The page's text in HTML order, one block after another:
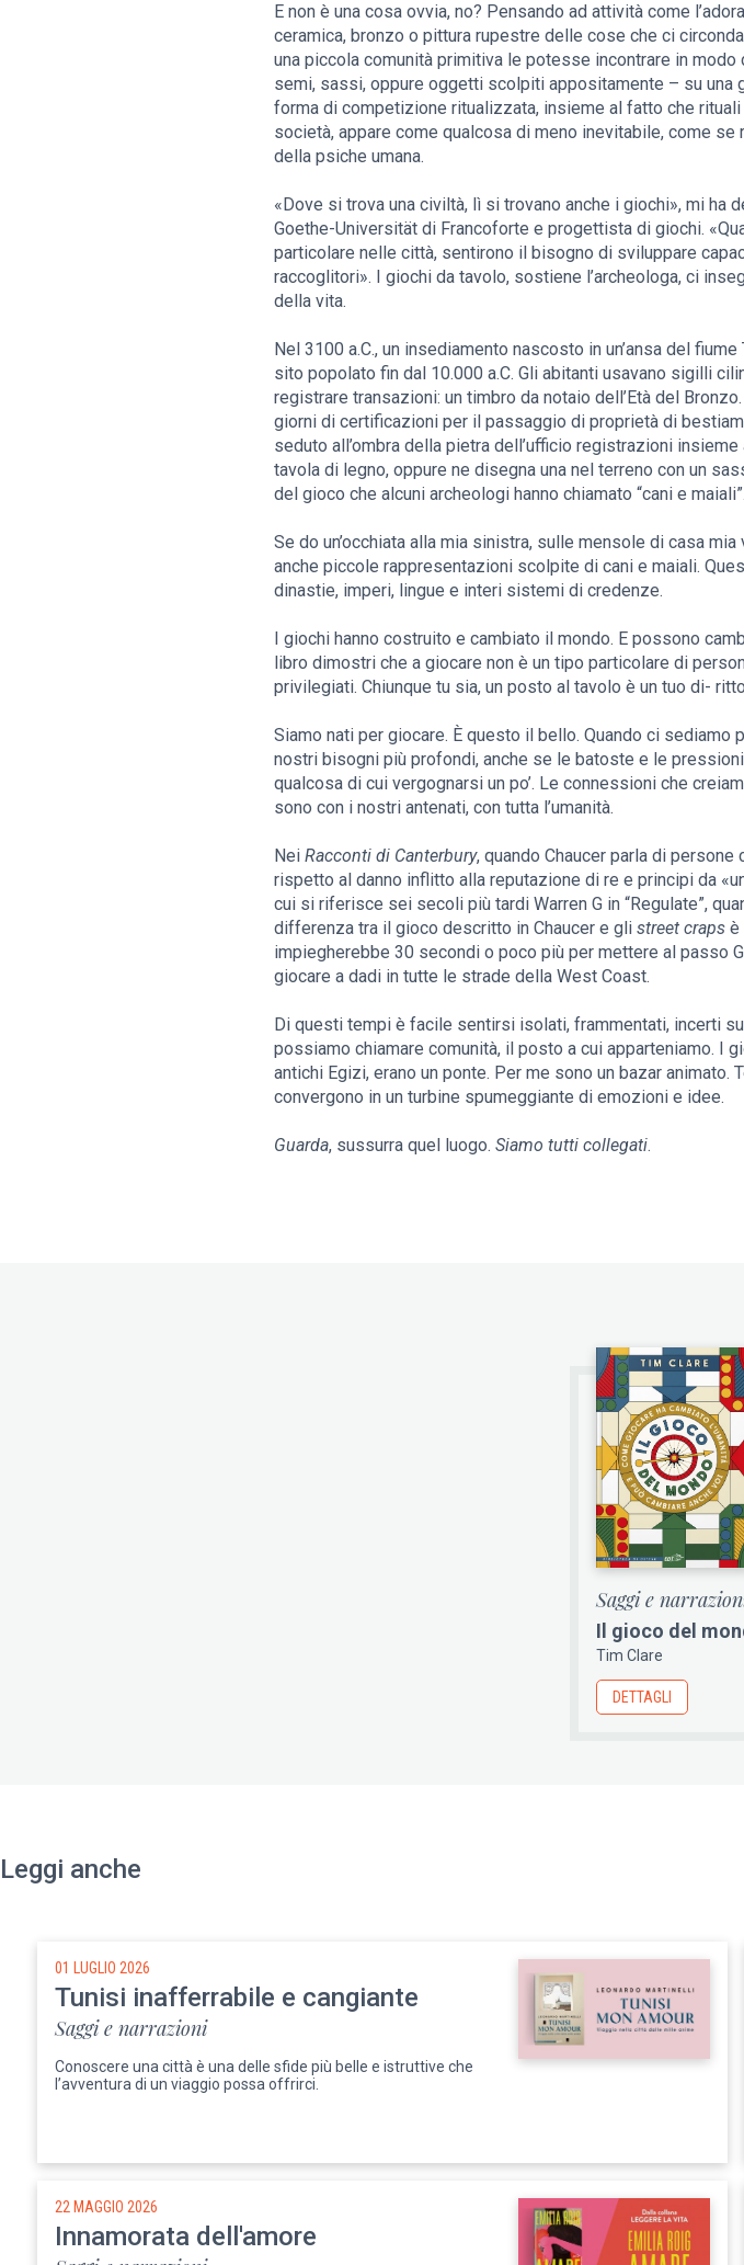
E non è una cosa ovvia, no? Pensando ad attività come
ceramica, bronzo o pittura rupestre delle cose che ci
una piccola comunità primitiva le potesse incontrare in
semi, sassi, oppure oggetti scolpiti appositamente – su una
forma di competizione ritualizzata, insieme al fatto che
società, appare come qualcosa di meno inevitabile, come
della psiche umana.
«Dove si trova una civiltà, lì si trovano anche i giochi», mi
Goethe-Universität di Francoforte e progettista di giochi.
particolare nelle città, sentirono il bisogno di sviluppare
raccoglitori». I giochi da tavolo, sostiene l’archeologa, ci
della vita.
Nel 3100 a.C., un insediamento nascosto in un’ansa del
sito popolato fin dal 10.000 a.C. Gli abitanti usavano sigilli
registrare transazioni: un timbro da notaio dell’Età del
giorni di certificazioni per il passaggio di proprietà di
seduto all’ombra della pietra dell’ufficio registrazioni
tavola di legno, oppure ne disegna una nel terreno con un
del gioco che alcuni archeologi hanno chiamato “cani e maiali”.
Se do un’occhiata alla mia sinistra, sulle mensole di casa
anche piccole rappresentazioni scolpite di cani e maiali.
dinastie, imperi, lingue e interi sistemi di credenze.
I giochi hanno costruito e cambiato il mondo. E possono
libro dimostri che a giocare non è un tipo particolare di
privilegiati. Chiunque tu sia, un posto al tavolo è un tuo di-
Siamo nati per giocare. È questo il bello. Quando ci
nostri bisogni più profondi, anche se le batoste e le
qualcosa di cui vergognarsi un po’. Le connessioni che
sono con i nostri antenati, con tutta l’umanità.
Nei Racconti di Canterbury, quando Chaucer parla di
rispetto al danno inflitto alla reputazione di re e principi da
cui si riferisce sei secoli più tardi Warren G in “Regulate”,
differenza tra il gioco descritto in Chaucer e gli street craps è
impiegherebbe 30 secondi o poco più per mettere al passo
giocare a dadi in tutte le strade della West Coast.
Di questi tempi è facile sentirsi isolati, frammentati, incerti
possiamo chiamare comunità, il posto a cui apparteniamo. I
antichi Egizi, erano un ponte. Per me sono un bazar
convergono in un turbine spumeggiante di emozioni e idee.
Guarda, sussurra quel luogo. Siamo tutti collegati.
Saggi e
Il gioco del
Tim Clare
DETTAGLI
Leggi anche
01 LUGLIO 2026
Tunisi inafferrabile e cangiante
Saggi e narrazioni
Conoscere una città è una delle sfide più belle e istruttive che
l’avventura di un viaggio possa offrirci.
22 MAGGIO 2026
Innamorata dell'amore